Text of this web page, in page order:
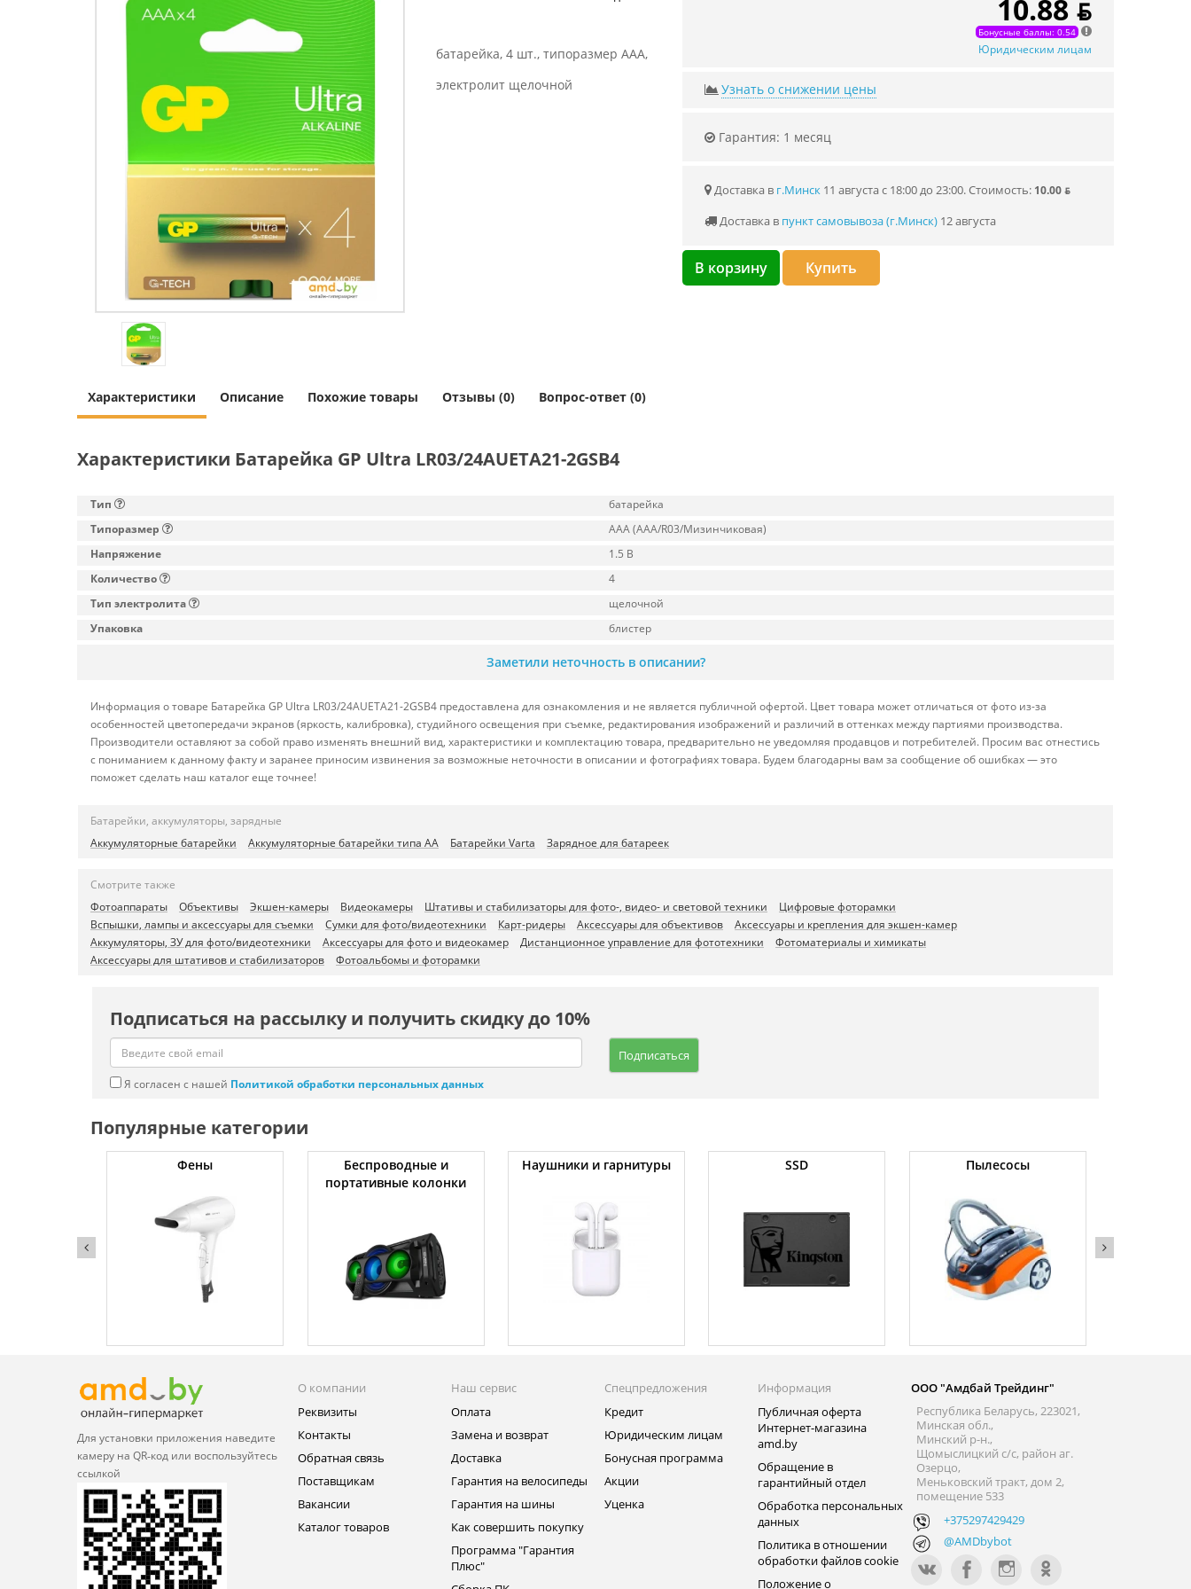
батарейка, 4 шт., типоразмер AAA,
электролит щелочной
10.88 ƃ
Бонусные баллы: 0.54
Юридическим лицам
Узнать о снижении цены
Гарантия: 1 месяц
Доставка в г.Минск11 августа с 18:00 до 23:00.Стоимость: 10.00 ƃ
Доставка в пункт самовывоза (г.Минск)12 августа
В корзину Купить
Характеристики Описание Похожие товары Отзывы (0) Вопрос-ответ (0)
Характеристики Батарейка GP Ultra LR03/24AUETA21-2GSB4
Тип
батарейка
Типоразмер
AAA (AAA/R03/Мизинчиковая)
Напряжение
1.5 В
Количество
4
Тип электролита
щелочной
Упаковка
блистер
Заметили неточность в описании?
Информация о товаре Батарейка GP Ultra LR03/24AUETA21-2GSB4 предоставлена для ознакомления и не является публичной офертой. Цвет товара может отличаться от фото из-за
особенностей цветопередачи экранов (яркость, калибровка), студийного освещения при съемке, редактирования изображений и различий в оттенках между партиями производства.
Производители оставляют за собой право изменять внешний вид, характеристики и комплектацию товара, предварительно не уведомляя продавцов и потребителей. Просим вас отнестись
с пониманием к данному факту и заранее приносим извинения за возможные неточности в описании и фотографиях товара. Будем благодарны вам за сообщение об ошибках — это
поможет сделать наш каталог еще точнее!
Батарейки, аккумуляторы, зарядные
Аккумуляторные батарейки
Аккумуляторные батарейки типа AA Батарейки Varta Зарядное для батареек
Смотрите также
Фотоаппараты
Объективы Экшен-камеры Видеокамеры Штативы и стабилизаторы для фото-, видео- и световой техники
Цифровые фоторамки
Вспышки, лампы и аксессуары для съемки
Сумки для фото/видеотехники Карт-ридеры Аксессуары для объективов
Аксессуары и крепления для экшен-камер
Аккумуляторы, ЗУ для фото/видеотехники
Аксессуары для фото и видеокамер Дистанционное управление для фототехники
Фотоматериалы и химикаты
Аксессуары для штативов и стабилизаторов
Фотоальбомы и фоторамки
Подписаться на рассылку и получить скидку до 10%
Подписаться
Я согласен с нашей Политикой обработки персональных данных
Популярные категории
Фены
Беспроводные и
портативные колонки
Наушники и гарнитуры SSD Пылесосы
Для установки приложения наведите
камеру на QR‑код или воспользуйтесь
ссылкой
О компании
Реквизиты
Контакты
Обратная связь
Поставщикам
Вакансии
Каталог товаров
Наш сервис
Оплата
Замена и возврат
Доставка
Гарантия на велосипеды
Гарантия на шины
Как совершить покупку
Программа "Гарантия
Плюс"
Спецпредложения
Кредит
Юридическим лицам
Бонусная программа
Акции
Уценка
Информация
Публичная оферта
Интернет-магазина
amd.by
Обращение в
гарантийный отдел
Обработка персональных
данных
Политика в отношении
обработки файлов cookie
Положение о
ООО "Амдбай Трейдинг"
Республика Беларусь, 223021,
Минская обл.,
Минский р-н.,
Щомыслицкий с/с, район аг.
Озерцо,
Меньковский тракт, дом 2,
помещение 533
+375297429429
@AMDbybot